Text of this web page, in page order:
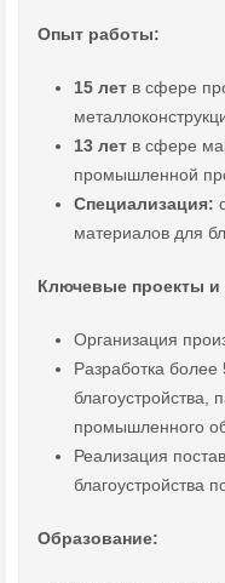
Опыт работы:
15 лет в сфере
13 лет в сфере
промышленной
Специализация:
материалов для
Ключевые проекты и
Организация
Разработка
благоустройства,
промышленного
Реализация
благоустройства
Образование: